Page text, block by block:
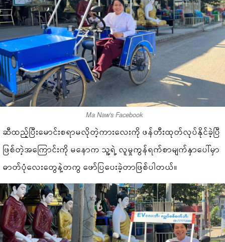
Ma Naw's Facebook
ဆီထည့်ပြီးမောင်းစရာမလိုတဲ့ကားလေးကို ဖန်တီးထုတ်လုပ်နိုင်ခဲ့ပြီ
ဖြစ်တဲ့အကြောင်းကို မနောက သူ့ရဲ့ လူမှုကွန်ရက်စာမျက်နှာပေါ်မှာ
ဓာတ်ပုံလေးတွေနဲ့တကွ ဖော်ပြပေးခဲ့တာဖြစ်ပါတယ်။